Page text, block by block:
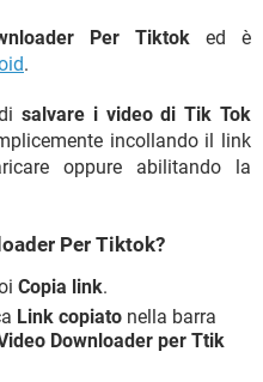
Per Tiktok ed è
.
salvare i video di Tik Tok
incollando il link
oppure abilitando la
Per Tiktok?
Copia link.
Link copiato nella barra
Downloader per Ttik